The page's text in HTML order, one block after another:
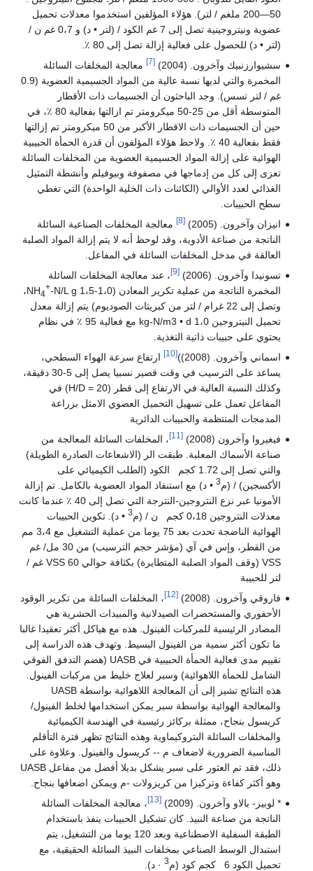
50—200 ملغم / لتر). هؤلاء المؤلفين استخدموا معدلات تحميل
عضوية ونيتروجينية تصل إلى 7 غم الكود / (لتر • د) و 0،7 غم ن /
(لتر • د) للحصول على فعالية إزالة تصل إلى 80 ٪.
سشيوارزنبيك وآخرون. (2004)
[7]
معالجة المخلفات السائلة
المخمرة والتي لديها نسبة عالية من المواد الجسيمية العضوية (0.9
غم / لتر تسس). وجد الباحثون أن الجسيمات ذات الأقطار
المتوسطة أقل من 25-50 ميكرومتر تم ازالتها بفعالية 80 ٪، في
حين أن الجسيمات ذات الاقطار الأكبر من 50 ميكرومتر تم إزالتها
فقط بفعالية 40 ٪. ولاحظ هؤلاء المؤلفون أن قدرة الحمأة الحبيبية
الهوائية على إزالة المواد الجسيمية العضوية من المخلفات السائلة
تعزى إلى كل من إدماجها في مصفوفة وبيوفيلم وأنشطة التمثيل
الغذائي لعدد الأوالي (الكائنات ذات الخلية الواحدة) التي تغطي
سطح الحبيبات.
انيزان وآخرون. (2005)
[8]
معالجة المخلفات الصناعية السائلة
الناتجة من صناعة الأدوية، وقد لوحظ أنه لا يتم إزالة المواد الصلبة
العالقة في مدخل المخلفات السائلة في المفاعل.
تسونيدا وآخرون. (2006)
[9]
، عند معالجة المخلفات السائلة
المخمرة الناتجة من عملية تكرير المعادن (1،0-1،5 NH
4
+
-N/L g،
وتصل إلى 22 غرام / لتر من كبريتات الصوديوم) يتم إزالة معدل
تحميل النيتروجين 1،0 kg-N/m3 • d مع فعالية 95 ٪ في نظام
يحتوي على حبيبات ذاتية التغذية.
اسماني وآخرون. (2008))
[10]
ارتفاع سرعة الهواء السطحي،
يساعد على الترسيب في وقت قصير نسبيا يصل إلى 5-30 دقيقة،
وكذلك النسبة العالية في الارتفاع إلى قطر (H/D = 20) في
المفاعل تعمل على تسهيل التحميل العضوي الامثل بزراعة
المدمجات المنتظمة والحبيبات الدائرية
فيغيروا وآخرون (2008)
[11]
، المخلفات السائلة المعالجة من
صناعة الأسماك المعلبة. طبقت الر (الاشعاعات الصادرة الطويلة)
والتي تصل إلى 1.72 كجم الكود (الطلب الكيميائي على
الأكسجين) / (م3 • د) مع استنفاد المواد العضوية بالكامل. تم إزالة
الأمونيا عبر نزع النتروجين-النترجة التي تصل إلى 40 ٪ عندما كانت
معدلات النتروجين 0،18 كجم ن / (م
3 • د). تكوين الحبيبات
الهوائية الناضجة تحدث بعد 75 يوما من عملية التشغيل مع 3،4 مم
من القطر، وإس في آي (مؤشر حجم الترسيب) من 30 مل/ غم
VSS (وقف المواد الصلبة المتطايرة) بكثافة حوالي 60 VSS غم /
لتر للحبيبة
فاروقي وآخرون. (2008)
[12]
، المخلفات السائلة من تكرير الوقود
الأحفوري والمستحضرات الصيدلانية والمبيدات الحشرية هي
المصادر الرئيسية للمركبات الفينول. هذه مع هياكل أكثر تعقيدا غالبا
ما تكون أكثر سمية من الفينول البسيط. وتهدف هذه الدراسة إلى
تقييم مدى فعالية الحمأة الحبيبية في UASB (هضم التدفق الفوقي
الشامل للحمأة اللاهوائية) وسبر لعلاج خليط من مركبات الفينول.
هذه النتائج تشير إلى أن المعالجة اللاهوائية بواسطة UASB
والمعالجة الهوائية بواسطة سبر يمكن استخدامها لخلط الفينول/
كريسول بنجاح، ممثلة بركائز رئيسية في الهندسة الكيميائية
والمخلفات السائلة البتروكيماوية وهذه النتائج تظهر فترة التأقلم
المناسبة الضرورية لاضعاف م -- كريسول والفينول. وعلاوة على
ذلك، فقد تم العثور على سبر يشكل بديلا أفضل من مفاعل UASB
وهو أكثر كفاءة وتركيزا من كريزولات -م ويمكن اضعافها بنجاح.
* لوبيز- بالاو وآخرون. (2009)
[13]
، معالجة المخلفات السائلة
الناتجة من صناعة النبيذ. كان تشكيل الحبيبات ينفذ باستخدام
الطبقة السفلية الاصطناعية وبعد 120 يوما من التشغيل، يتم
استبدال الوسط الصناعي بمخلفات النبيذ السائلة الحقيقية، مع
تحميل الكود 6 كجم كود (م
3 · د).